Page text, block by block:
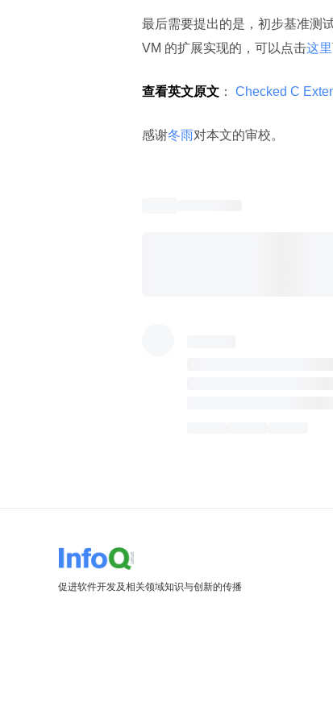
最后需要提出的是，初步基准测
VM 的扩展实现的，可以点击这里
查看英文原文 ： Checked C
感谢冬雨对本文的审校。
促进软件开发及相关领域知识与创新的传播